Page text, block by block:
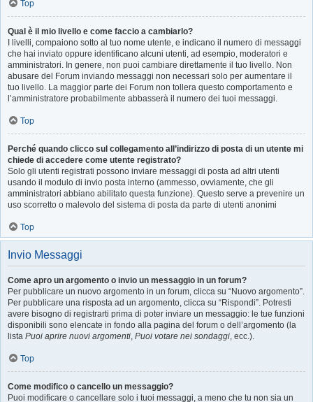
Top
Qual è il mio livello e come faccio a cambiarlo?
I livelli, compaiono sotto al tuo nome utente, e indicano il numero di messaggi
che hai inviato oppure identificano alcuni utenti, ad esempio, moderatori e
amministratori. In genere, non puoi cambiare direttamente il tuo livello. Non
abusare del Forum inviando messaggi non necessari solo per aumentare il
tuo livello. La maggior parte dei Forum non tollera questo comportamento e
l’amministratore probabilmente abbasserà il numero dei tuoi messaggi.
Top
Perché quando clicco sul collegamento all’indirizzo di posta di un utente mi
chiede di accedere come utente registrato?
Solo gli utenti registrati possono inviare messaggi di posta ad altri utenti
usando il modulo di invio posta interno (ammesso, ovviamente, che gli
amministratori abbiano abilitato questa funzione). Questo serve a prevenire un
uso scorretto o malevolo del sistema di posta da parte di utenti anonimi
Top
Invio Messaggi
Come apro un argomento o invio un messaggio in un forum?
Per pubblicare un nuovo argomento in un forum, clicca su “Nuovo argomento”.
Per pubblicare una risposta ad un argomento, clicca su “Rispondi”. Potresti
avere bisogno di registrarti prima di poter inviare un messaggio: le tue funzioni
disponibili sono elencate in fondo alla pagina del forum o dell’argomento (la
lista Puoi aprire nuovi argomenti, Puoi votare nei sondaggi, ecc.).
Top
Come modifico o cancello un messaggio?
Puoi modificare o cancellare solo i tuoi messaggi, a meno che tu non sia un